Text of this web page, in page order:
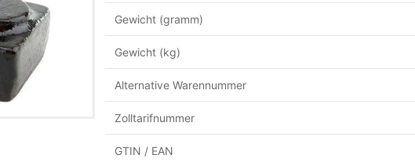
Gewicht (gramm)
Gewicht (kg)
Alternative Warennummer
Zolltarifnummer
GTIN / EAN